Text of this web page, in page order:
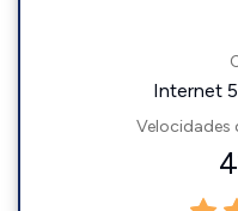
Internet
Velocidades